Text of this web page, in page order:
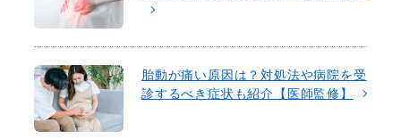
胎動が痛い原因は？対処法や病院を受
診するべき症状も紹介【医師監修】